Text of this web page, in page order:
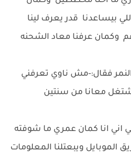
بيساعدنا قدر يعرف لينا
وكمان عرفنا معاد الشحنه
فقال:-مش ناوي تعرفني
معانا من سنتين
انا كمان عمري ما شوفته
الموبايل ويبعتلنا المعلومات